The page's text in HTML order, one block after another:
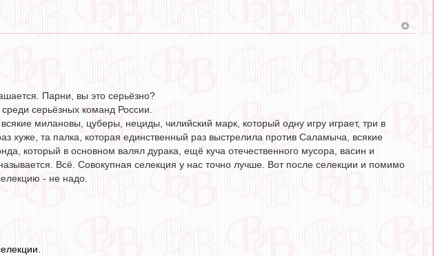
Парни, вы это серьёзно?
серьёзных команд России.
милановы, цуберы, нециды, чилийский марк, который одну игру играет, три в
хуже, та палка, которая единственный раз выстрелила против Саламыча, всякие
который в основном валял дурака, ещё куча отечественного мусора, васин и
Всё. Совокупная селекция у нас точно лучше. Вот после селекции и помимо
- не надо.